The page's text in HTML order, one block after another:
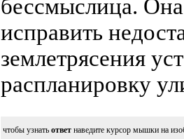
бессмыслица.
исправить
землетрясения
распланировку
чтобы узнать ответ наведите курсор мышки на